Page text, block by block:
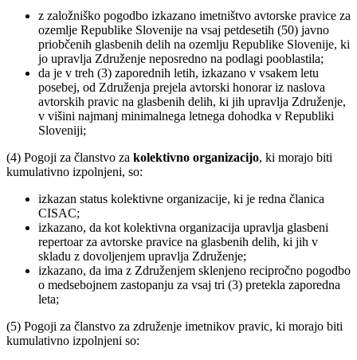
z založniško pogodbo izkazano imetništvo avtorske pravice za
ozemlje Republike Slovenije na vsaj petdesetih (50) javno
priobčenih glasbenih delih na ozemlju Republike Slovenije, ki
jo upravlja Združenje neposredno na podlagi pooblastila;
da je v treh (3) zaporednih letih, izkazano v vsakem letu
posebej, od Združenja prejela avtorski honorar iz naslova
avtorskih pravic na glasbenih delih, ki jih upravlja Združenje,
v višini najmanj minimalnega letnega dohodka v Republiki
Sloveniji;
(4) Pogoji za članstvo za kolektivno organizacijo, ki morajo biti
kumulativno izpolnjeni, so:
izkazan status kolektivne organizacije, ki je redna članica
CISAC;
izkazano, da kot kolektivna organizacija upravlja glasbeni
repertoar za avtorske pravice na glasbenih delih, ki jih v
skladu z dovoljenjem upravlja Združenje;
izkazano, da ima z Združenjem sklenjeno recipročno pogodbo
o medsebojnem zastopanju za vsaj tri (3) pretekla zaporedna
leta;
(5) Pogoji za članstvo za združenje imetnikov pravic, ki morajo biti
kumulativno izpolnjeni so: